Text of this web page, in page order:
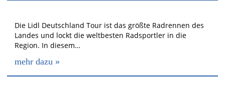
Die Lidl Deutschland Tour ist das größte Radrennen des
Landes und lockt die weltbesten Radsportler in die
Region. In diesem…
mehr dazu »